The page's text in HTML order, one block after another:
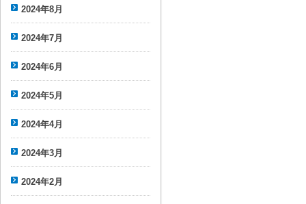
2024年8月
2024年7月
2024年6月
2024年5月
2024年4月
2024年3月
2024年2月